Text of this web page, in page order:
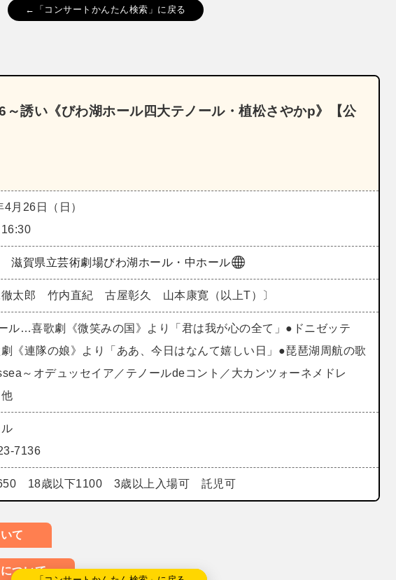
←「コンサートかんたん検索」に戻る
誘い《びわ湖ホール四大テノール・植松さやかp》【公
4月26日（日）
滋賀県立芸術劇場びわ湖ホール・中ホール
徹太郎 竹内直紀 古屋彰久 山本康寛（以上T）〕
ル…喜歌劇《微笑みの国》より「君は我が心の全て」●ドニゼッテ
《連隊の娘》より「ああ、今日はなんて嬉しい日」●琵琶湖周航の歌
～オデュッセイア／テノールdeコント／大カンツォーネメドレ
7136
18歳以下1100 3歳以上入場可 託児可
て
ついて